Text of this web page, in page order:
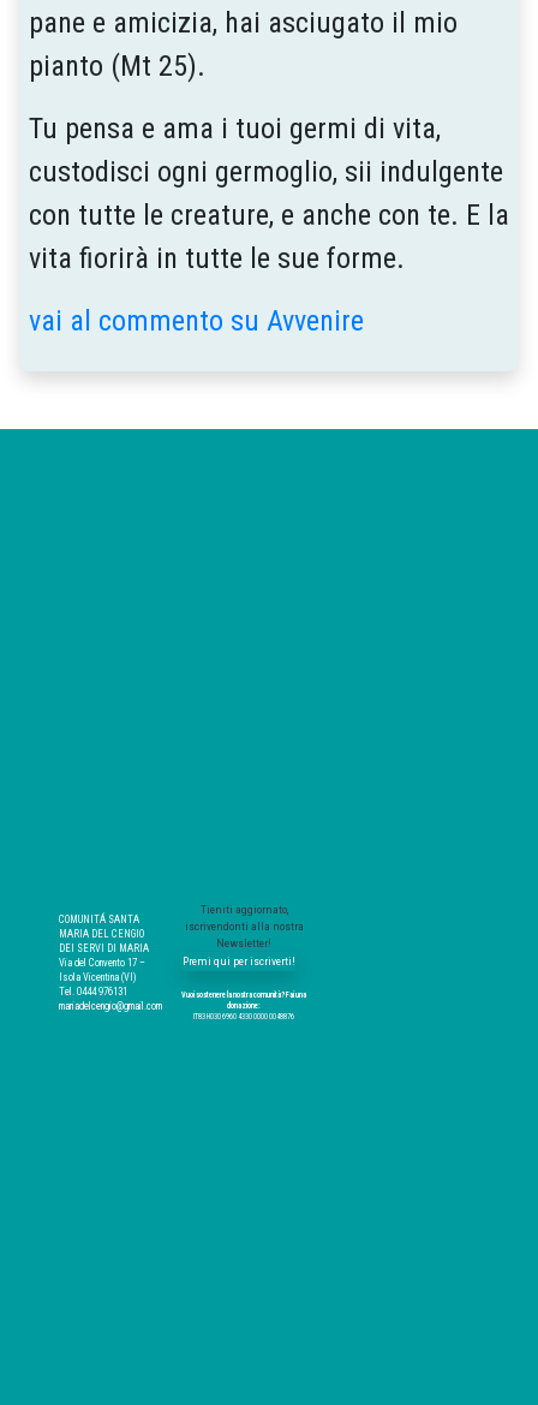
pane e amicizia, hai asciugato il mio
pianto (Mt 25).
Tu pensa e ama i tuoi germi di vita,
custodisci ogni germoglio, sii indulgente
con tutte le creature, e anche con te. E la
vita fiorirà in tutte le sue forme.
vai al commento su Avvenire
COMUNITÁ SANTA
MARIA DEL CENGIO
DEI SERVI DI MARIA
Via del Convento 17 –
Isola Vicentina (VI)
Tel. 0444 976131
mariadelcengio@gmail.com
Tieniti aggiornato,
iscrivendonti alla nostra
Newsletter!
Premi qui per iscriverti!
Vuoi sostenere la nostra comunità? Fai una
donazione:
IT83 H030 6960 4330 0000 0048876